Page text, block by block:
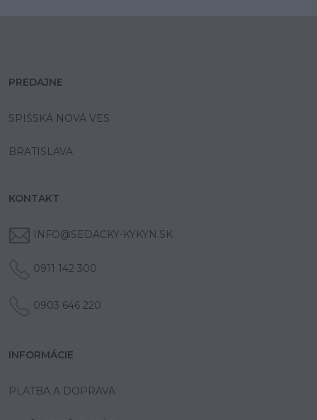
PREDAJNE
SPIŠSKÁ NOVÁ VES
BRATISLAVA
KONTAKT
INFO@SEDACKY-KYKYN.SK
0911 142 300
0903 646 220
INFORMÁCIE
PLATBA A DOPRAVA